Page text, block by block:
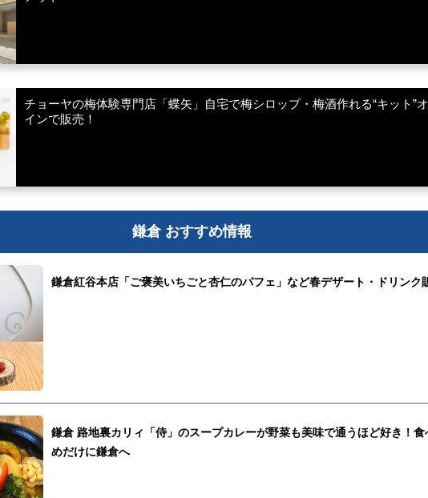
チョーヤの梅体験専門店「蝶矢」自宅で梅シロップ・梅酒作れる“キット”
インで販売！
鎌倉 おすすめ情報
鎌倉紅谷本店「ご褒美いちごと杏仁のパフェ」など春デザート・ドリンク
鎌倉 路地裏カリィ「侍」のスープカレーが野菜も美味で通うほど好き！食
めだけに鎌倉へ